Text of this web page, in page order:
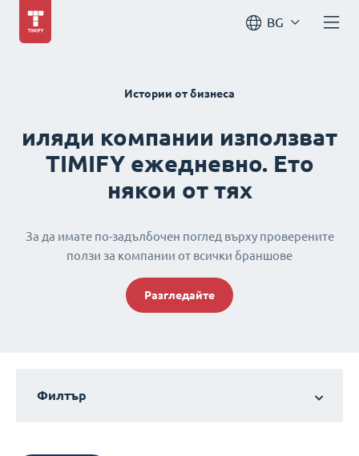
BG
Истории от бизнеса
иляди компании използват
TIMIFY ежедневно. Ето
някои от тях
За да имате по-задълбочен поглед върху проверените
ползи за компании от всички браншове
Разгледайте
Филтър